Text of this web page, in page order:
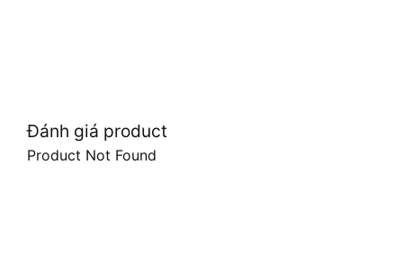
Đánh giá product
Product Not Found